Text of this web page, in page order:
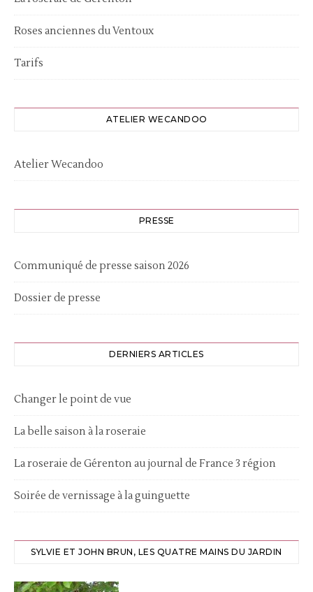
Roses anciennes du Ventoux
Tarifs
ATELIER WECANDOO
Atelier Wecandoo
PRESSE
Communiqué de presse saison 2026
Dossier de presse
DERNIERS ARTICLES
Changer le point de vue
La belle saison à la roseraie
La roseraie de Gérenton au journal de France 3 région
Soirée de vernissage à la guinguette
SYLVIE ET JOHN BRUN, LES QUATRE MAINS DU JARDIN